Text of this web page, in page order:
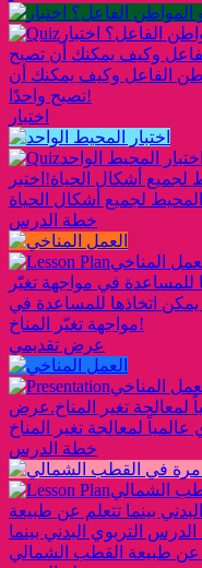
الفاعل؟ اختبار
وكيف يمكنك أن تصبح
الفاعل وكيف يمكنك أن
تصبح واحدًا!
اختبار
اختبار المحيط الواحد
لجميع أشكال الحياة! اختبر
خطة الدرس
المناخي
للمساعدة في مواجهة تغيّر
اتخاذها للمساعدة في
مواجهة تغيّر المناخ!
عرض تقديمي
المناخي
تغير المناخ.عرض
خطة الدرس
الشمالي
بينما تتعلم عن طبيعة
التربوي البدني بينما